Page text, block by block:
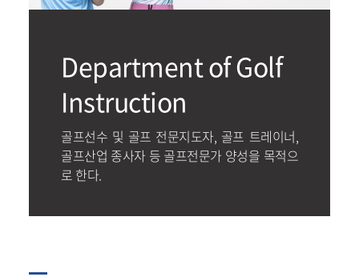
Department of Golf
Instruction
골프선수 및 골프 전문지도자, 골프 트레이너,
골프산업 종사자 등 골프전문가 양성을 목적으
로 한다.